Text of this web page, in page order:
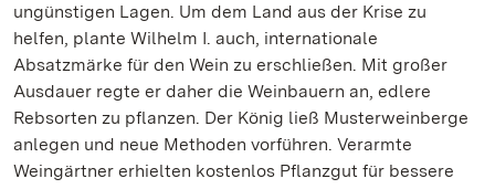
ungünstigen Lagen. Um dem Land aus der Krise zu
helfen, plante Wilhelm I. auch, internationale
Absatzmärke für den Wein zu erschließen. Mit großer
Ausdauer regte er daher die Weinbauern an, edlere
Rebsorten zu pflanzen. Der König ließ Musterweinberge
anlegen und neue Methoden vorführen. Verarmte
Weingärtner erhielten kostenlos Pflanzgut für bessere